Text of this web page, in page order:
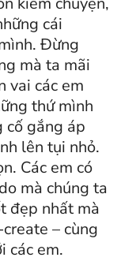
cái
Đừng
mà ta mãi
vai các em
thứ mình
cố gắng áp
lên tụi nhỏ.
Các em có
mà chúng ta
đẹp nhất mà
– cùng
các em.